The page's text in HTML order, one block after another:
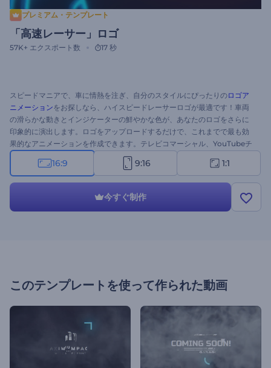
プレミアム・テンプレート
「高速レーサー」ロゴ
57K+ エクスポート数 17 秒
スピードマニアで、車に情熱を注ぎ、自分のスタイルにぴったりのロゴア
ニメーションをお探しなら、ハイスピードレーサーロゴが最適です！車両
の滑らかな動きとインジケーターの鮮やかな色が、あなたのロゴをさらに
印象的に演出します。ロゴをアップロードするだけで、これまでで最も効
果的なアニメーションを作成できます。テレビコマーシャル、YouTubeチ
ャンネル、プレゼンテーションのオープニングなど、様々な用途に最適で
す。この最新のテンプレートを今すぐお試しください！3...2...1...Go！
16:9 9:16 1:1
今すぐ制作
このテンプレートを使って作られた動画